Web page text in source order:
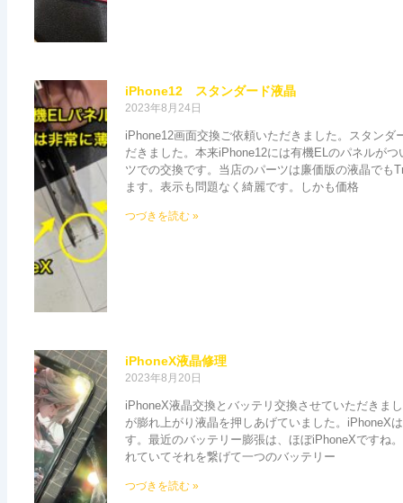
iPhone12 スタンダード液晶
2023年8月24日
iPhone12画面交換ご依頼いただきました。スタンダ
だきました。本来iPhone12には有機ELのパネルが
ツでの交換です。当店のパーツは廉価版の液晶でも
ます。表示も問題なく綺麗です。しかも価格
つづきを読む »
iPhoneX液晶修理
2023年8月20日
iPhoneX液晶交換とバッテリ交換させていただきま
が膨れ上がり液晶を押しあげていました。iPhoneX
す。最近のバッテリー膨張は、ほぼiPhoneXですね
れていてそれを繋げて一つのバッテリー
つづきを読む »